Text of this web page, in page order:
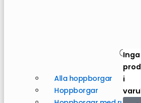
Alla hoppborgar
Hoppborgar
Inga
i